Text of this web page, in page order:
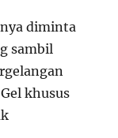
diminta
sambil
khusus